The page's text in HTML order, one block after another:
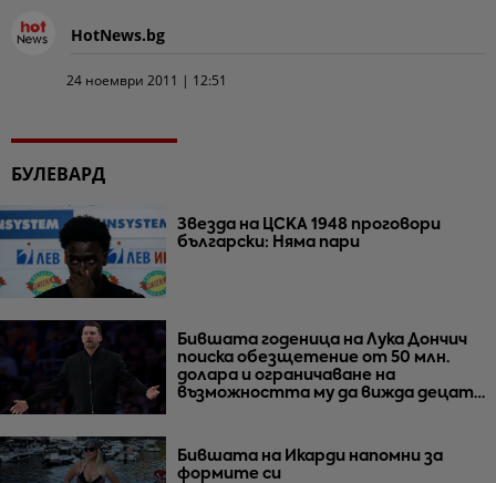
HotNews.bg
24 ноември 2011 | 12:51
БУЛЕВАРД
Звезда на ЦСКА 1948 проговори
български: Няма пари
Бившата годеница на Лука Дончич
поиска обезщетение от 50 млн.
долара и ограничаване на
възможността му да вижда децата
Бившата на Икарди напомни за
формите си